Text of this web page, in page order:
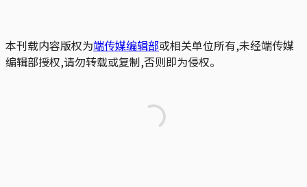
本刊载内容版权为端传媒编辑部或相关单位所有,未经端传媒
编辑部授权,请勿转载或复制,否则即为侵权。